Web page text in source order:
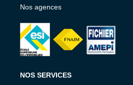
Nos agences
NOS SERVICES